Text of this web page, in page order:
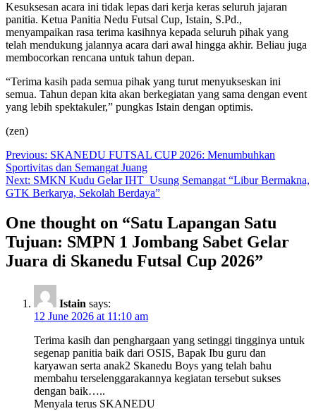
Kesuksesan acara ini tidak lepas dari kerja keras seluruh jajaran
panitia. Ketua Panitia Nedu Futsal Cup, Istain, S.Pd.,
menyampaikan rasa terima kasihnya kepada seluruh pihak yang
telah mendukung jalannya acara dari awal hingga akhir. Beliau juga
membocorkan rencana untuk tahun depan.
“Terima kasih pada semua pihak yang turut menyukseskan ini
semua. Tahun depan kita akan berkegiatan yang sama dengan event
yang lebih spektakuler,” pungkas Istain dengan optimis.
(zen)
Post
navigation
Previous: SKANEDU FUTSAL CUP 2026: Menumbuhkan
Sportivitas dan Semangat Juang
Next: SMKN Kudu Gelar IHT Usung Semangat “Libur Bermakna,
GTK Berkarya, Sekolah Berdaya”
One thought on “Satu Lapangan Satu
Tujuan: SMPN 1 Jombang Sabet Gelar
Juara di Skanedu Futsal Cup 2026”
Istain says:
12 June 2026 at 11:10 am
Terima kasih dan penghargaan yang setinggi tingginya untuk
segenap panitia baik dari OSIS, Bapak Ibu guru dan
karyawan serta anak2 Skanedu Boys yang telah bahu
membahu terselenggarakannya kegiatan tersebut sukses
dengan baik…..
Menyala terus SKANEDU